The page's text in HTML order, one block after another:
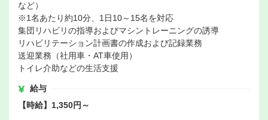
など）
※1名あたり約10分、1日10～15名を対応
集団リハビリの指導およびマシントレーニングの誘導
リハビリテーション計画書の作成および記録業務
送迎業務（社用車・AT車使用）
トイレ介助などの生活支援
給与
【時給】1,350円～